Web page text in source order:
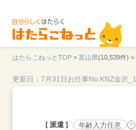
はたらこねっとTOP > 富山県(10,539件) >
更新日：7月31日 お仕事No.KNZ金沢
[ 派遣 ] 年齢入力任意 ?